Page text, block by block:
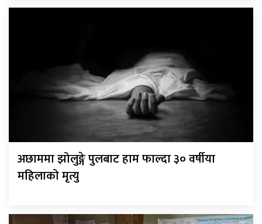
अछाममा झोलुङ्गे पुलबाट हाम फाल्दा ३० वर्षीया
महिलाको मृत्यु